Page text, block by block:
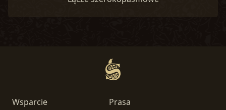
Wsparcie
Prasa